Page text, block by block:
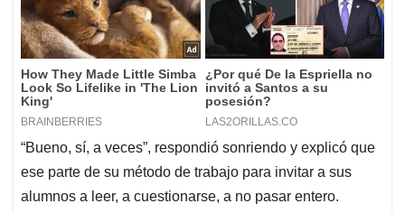
“Bueno, sí, a veces”, respondió sonriendo y explicó que
ese parte de su método de trabajo para invitar a sus
alumnos a leer, a cuestionarse, a no pasar entero.